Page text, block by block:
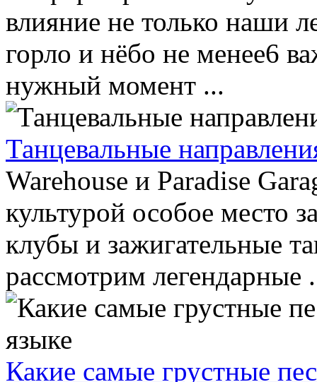
влияние не только наши
горло и нёбо не менее6
нужный момент ...
Танцевальные
Warehouse и Paradise
культурой особое место
клубы и зажигательные
рассмотрим легендарные
Какие самые грустные